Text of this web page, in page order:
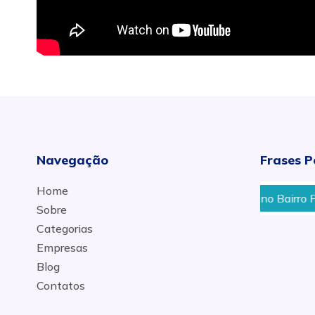
Navegação
Home
Sobre
Categorias
Empresas
Blog
Contatos
Frases
Rita em Piracicaba Bicicletaria no Bairro Perdizes